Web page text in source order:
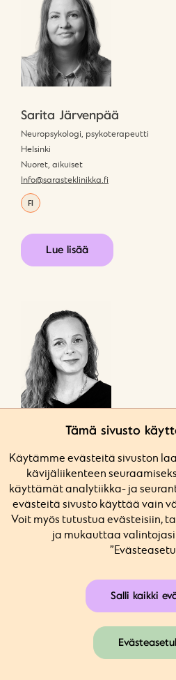
Tämä sivusto
Käytämme evästeitä sivuston
kävijäliikenteen
käyttämät analytiikka- ja
evästeitä sivusto käyttää vain
Voit myös tutustua evästeisiin,
ja mukauttaa
Salli kaikki
Sarita Järvenpää
Neuropsykologi, psykoterapeutti
Helsinki
Nuoret, aikuiset
Info@sarasteklinikka.fi
FI
Lue lisää
Psykoterapeutti, psykologi
Helsinki
Nuoret, aikuiset
elina.kiuru@sarasteklinikka.fi